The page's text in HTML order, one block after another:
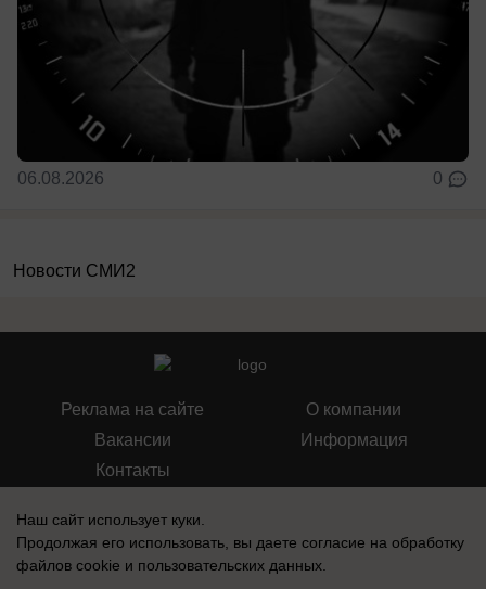
06.08.2026 0
Новости СМИ2
Реклама на сайте
Вакансии
Контакты
О компании
Информация
Наш сайт использует куки.
Продолжая его использовать, вы даете согласие на обработку
файлов cookie и пользовательских данных.